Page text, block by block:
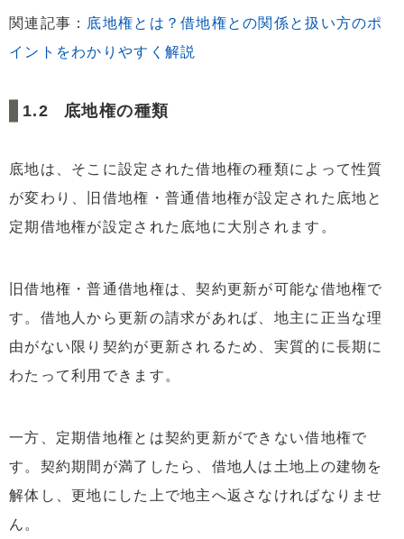
関連記事： 底地権とは？借地権との関係と扱い方のポ
イントをわかりやすく解説
底地権の種類
底地は、そこに設定された借地権の種類によって性質
が変わり、旧借地権・普通借地権が設定された底地と
定期借地権が設定された底地に大別されます。
旧借地権・普通借地権は、契約更新が可能な借地権で
す。借地人から更新の請求があれば、地主に正当な理
由がない限り契約が更新されるため、実質的に長期に
わたって利用できます。
一方、定期借地権とは契約更新ができない借地権で
す。契約期間が満了したら、借地人は土地上の建物を
解体し、更地にした上で地主へ返さなければなりませ
ん。